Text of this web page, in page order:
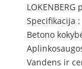
LOKENBERG
Specifikacija :
Betono
Vandens ir